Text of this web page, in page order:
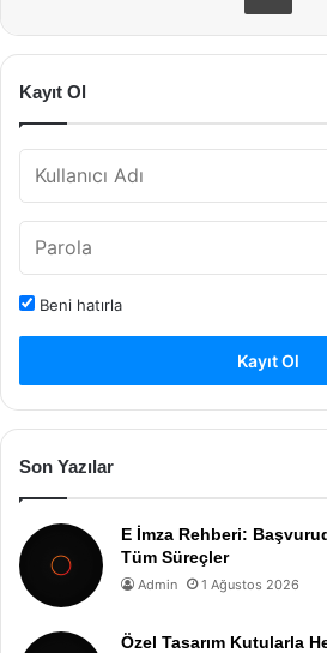
Kayıt Ol
Beni hatırla
Kayıt Ol
Son Yazılar
E İmza Rehberi:
Tüm Süreçler
Admin 1 Ağustos 2026
Özel Tasarım Kutularla